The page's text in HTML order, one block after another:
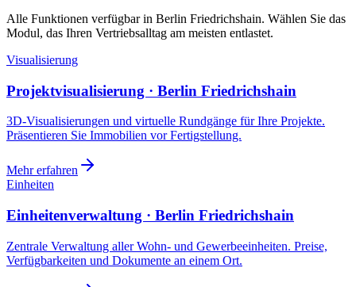
Alle Funktionen verfügbar in Berlin Friedrichshain. Wählen Sie das
Modul, das Ihren Vertriebsalltag am meisten entlastet.
Visualisierung
Projektvisualisierung · Berlin Friedrichshain
3D-Visualisierungen und virtuelle Rundgänge für Ihre Projekte.
Präsentieren Sie Immobilien vor Fertigstellung.
Mehr erfahren
Einheiten
Einheitenverwaltung · Berlin Friedrichshain
Zentrale Verwaltung aller Wohn- und Gewerbeeinheiten. Preise,
Verfügbarkeiten und Dokumente an einem Ort.